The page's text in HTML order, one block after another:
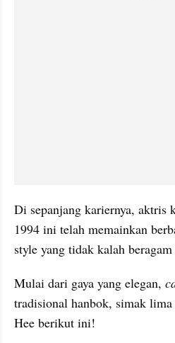
Di sepanjang kariernya, aktris
1994 ini telah memainkan
style yang tidak kalah
Mulai dari gaya yang elegan,
tradisional hanbok, simak lima
Hee berikut ini!